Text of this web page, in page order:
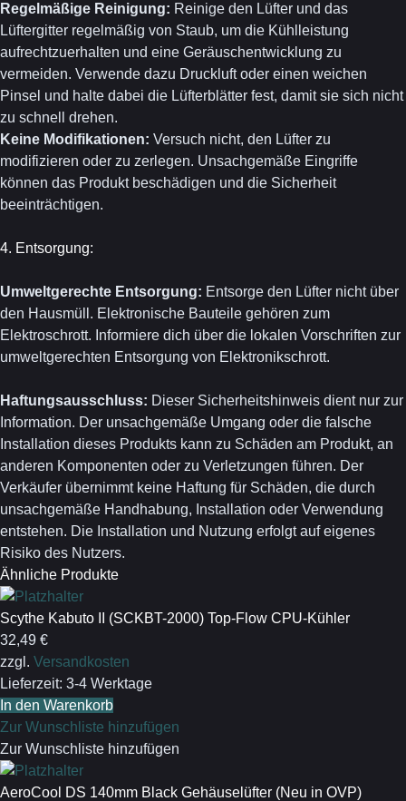
Regelmäßige Reinigung: Reinige den Lüfter und das
Lüftergitter regelmäßig von Staub, um die Kühlleistung
aufrechtzuerhalten und eine Geräuschentwicklung zu
vermeiden. Verwende dazu Druckluft oder einen weichen
Pinsel und halte dabei die Lüfterblätter fest, damit sie sich nicht
zu schnell drehen.
Keine Modifikationen: Versuch nicht, den Lüfter zu
modifizieren oder zu zerlegen. Unsachgemäße Eingriffe
können das Produkt beschädigen und die Sicherheit
beeinträchtigen.
4. Entsorgung:
Umweltgerechte Entsorgung: Entsorge den Lüfter nicht über
den Hausmüll. Elektronische Bauteile gehören zum
Elektroschrott. Informiere dich über die lokalen Vorschriften zur
umweltgerechten Entsorgung von Elektronikschrott.
Haftungsausschluss: Dieser Sicherheitshinweis dient nur zur
Information. Der unsachgemäße Umgang oder die falsche
Installation dieses Produkts kann zu Schäden am Produkt, an
anderen Komponenten oder zu Verletzungen führen. Der
Verkäufer übernimmt keine Haftung für Schäden, die durch
unsachgemäße Handhabung, Installation oder Verwendung
entstehen. Die Installation und Nutzung erfolgt auf eigenes
Risiko des Nutzers.
Ähnliche Produkte
Scythe Kabuto II (SCKBT-2000) Top-Flow CPU-Kühler
32,49 €
zzgl. Versandkosten
Lieferzeit: 3-4 Werktage
In den Warenkorb
Zur Wunschliste hinzufügen
Zur Wunschliste hinzufügen
AeroCool DS 140mm Black Gehäuselüfter (Neu in OVP)